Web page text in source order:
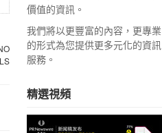
價值的資訊。
我們將以更豐富的內容，更專業
的形式為您提供更多元化的資訊
服務。
精選視頻